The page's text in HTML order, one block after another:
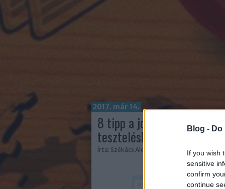
Blog -
If you wish
sensitive
confirm
continue
2017. már 14.
8 tipp a jó hirdetés
teszteléshez
írta: Székács Alexa